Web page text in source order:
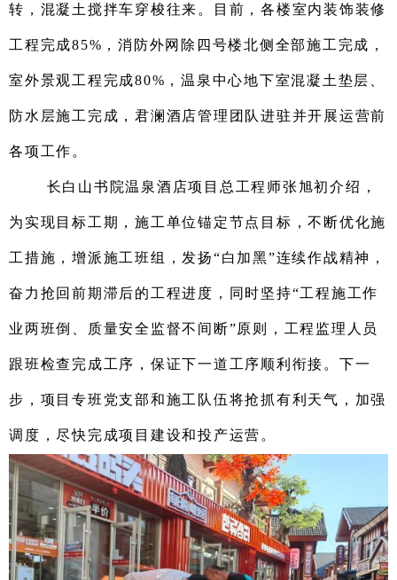
转，混凝土搅拌车穿梭往来。目前，各楼室内装饰装修
工程完成85% ， 消防外网除四号楼北侧全部施工完成 ，
室外景观工程完成80% ， 温泉中心地下室混凝土垫层、
防水层施工完成 ， 君澜酒店管理团队进驻并开展运营前
各项工作。
长白山书院温泉酒店项目 总工程师张旭初介绍，
为实现目标工期，施工单位锚定节点目标，不断优化施
工措施，增派施工班组，发扬“白加黑”连续作战精神，
奋力抢回前期滞后的工程进度 ， 同时坚持“工程施工作
业两班倒、质量安全监督不间断”原则，工程监理人员
跟班检查完成工序，保证下一道工序顺利衔接。下一
步，项目专班 党支部和施工队伍将抢抓有利天气，加强
调度，尽快完成项目建设和投产运营。